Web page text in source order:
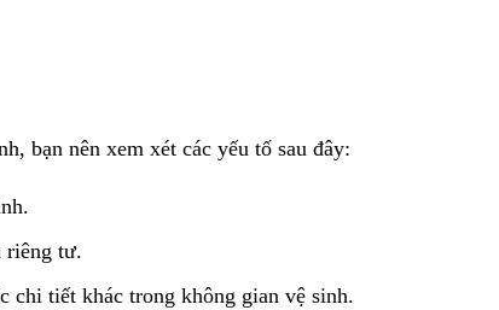
bạn nên xem xét các yếu tố sau đây:
riêng tư.
chi tiết khác trong không gian vệ sinh.